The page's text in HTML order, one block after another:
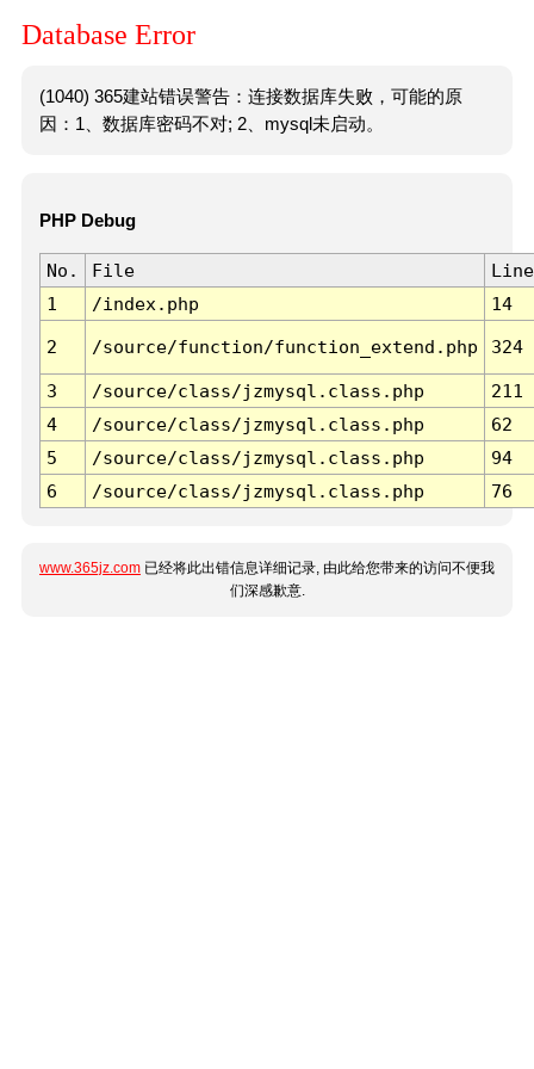
Database Error
(1040) 365建站错误警告：连接数据库失败，可能的原
因：1、数据库密码不对; 2、mysql未启动。
PHP Debug
No. File
Line
1
/index.php 14
2 /source/function/function_extend.php 324
3 /source/class/jzmysql.class.php
211
4
/source/class/jzmysql.class.php
62
5
/source/class/jzmysql.class.php
94
6
/source/class/jzmysql.class.php 76
www.365jz.com 已经将此出错信息详细记录, 由此给您带来的访问不便我
们深感歉意.